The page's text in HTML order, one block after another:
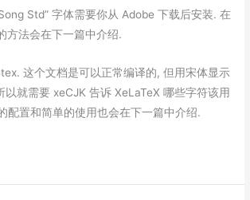
Std” 字体需要你从 Adobe 下载后安装.在
方法会在下一篇中介绍.
这个文档是可以正常编译的, 但用宋体显示
以就需要 xeCJK 告诉 XeLaTeX 哪些字符该用
配置和简单的使用也会在下一篇中介绍.